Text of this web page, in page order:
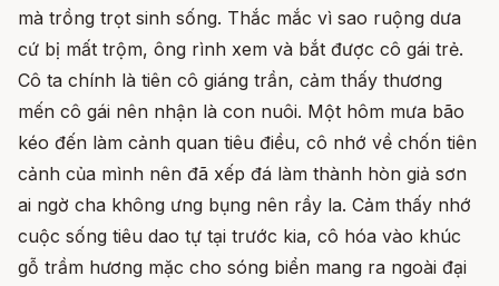
mà trồng trọt sinh sống. Thắc mắc vì sao ruộng dưa
cứ bị mất trộm, ông rình xem và bắt được cô gái trẻ.
Cô ta chính là tiên cô giáng trần, cảm thấy thương
mến cô gái nên nhận là con nuôi. Một hôm mưa bão
kéo đến làm cảnh quan tiêu điều, cô nhớ về chốn tiên
cảnh của mình nên đã xếp đá làm thành hòn giả sơn
ai ngờ cha không ưng bụng nên rầy la. Cảm thấy nhớ
cuộc sống tiêu dao tự tại trước kia, cô hóa vào khúc
gỗ trầm hương mặc cho sóng biển mang ra ngoài đại